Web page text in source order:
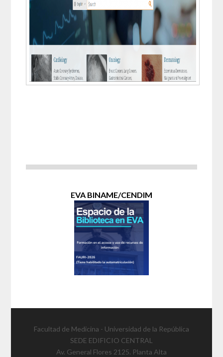
EVA BINAME/CENDIM
Facultad de Medicina - Universidad de la República
SEDE EDIFICIO CENTRAL
Av. General Flores 2125. Planta Alta